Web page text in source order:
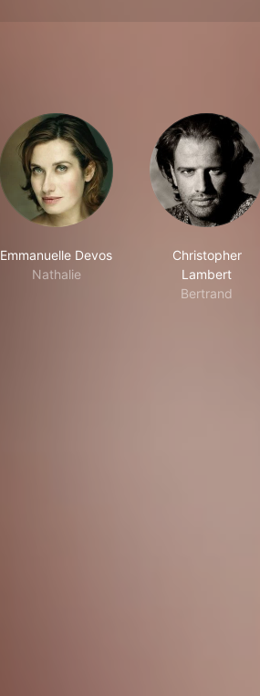
Emmanuelle Devos
Nathalie
Christopher
Lambert
Bertrand